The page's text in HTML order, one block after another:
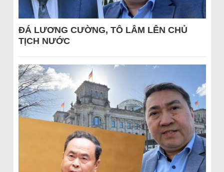
ĐÁ LƯƠNG CƯỜNG, TÔ LÂM LÊN CHỦ
TỊCH NƯỚC